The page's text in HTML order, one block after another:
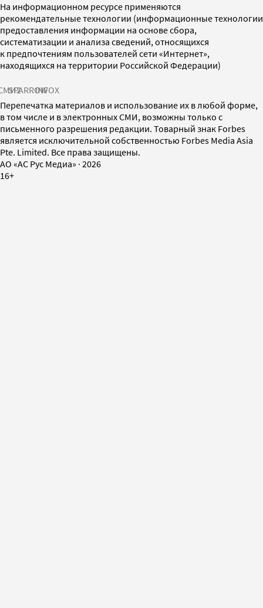
На информационном ресурсе применяются
рекомендательные технологии (информационные технологии
предоставления информации на основе сбора,
систематизации и анализа сведений, относящихся
к предпочтениям пользователей сети «Интернет»,
находящихся на территории Российской Федерации)
SPARROWINFOX
Перепечатка материалов и использование их в любой форме,
в том числе и в электронных СМИ, возможны только с
письменного разрешения редакции. Товарный знак Forbes
является исключительной собственностью Forbes Media Asia
Pte. Limited. Все права защищены.
AO «АС Рус Медиа» · 2026
16+